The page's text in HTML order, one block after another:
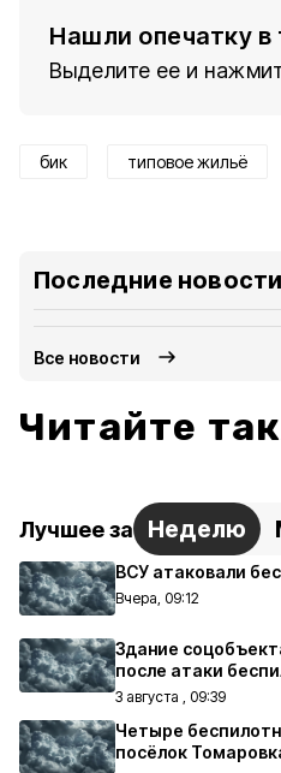
Нашли опечатку в
Выделите ее и
бик типовое жильё
Последние новости
Все новости
Читайте
Лучшее за Неделю
ВСУ атаковали
Вчера, 09:12
Здание
после атаки
3 августа , 09:39
Четыре
посёлок